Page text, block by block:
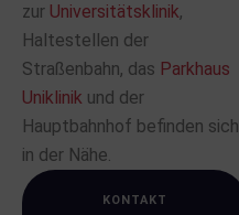
zur Universitätsklinik,
Haltestellen der
Straßenbahn, das Parkhaus
Uniklinik und der
Hauptbahnhof befinden sich
in der Nähe.
KONTAKT